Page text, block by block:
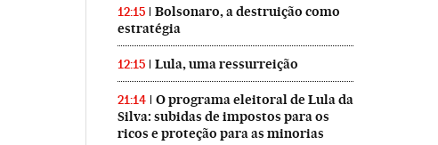
12:15
Bolsonaro, a destruição como
estratégia
12:15 Lula, uma ressurreição
21:14
O programa eleitoral de Lula da
Silva: subidas de impostos para os
ricos e proteção para as minorias